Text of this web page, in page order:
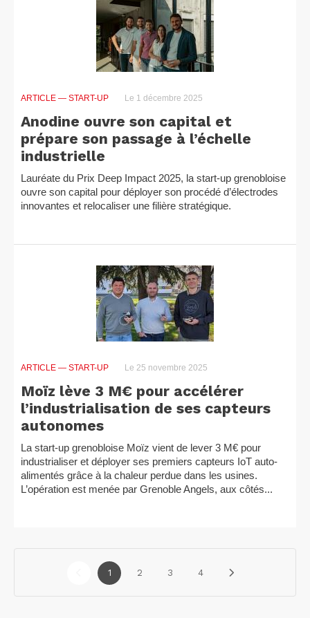
ARTICLE — START-UP Le 1 décembre 2025
Anodine ouvre son capital et
prépare son passage à l’échelle
industrielle
Lauréate du Prix Deep Impact 2025, la start-up grenobloise
ouvre son capital pour déployer son procédé d’électrodes
innovantes et relocaliser une filière stratégique.
ARTICLE — START-UP Le 25 novembre 2025
Moïz lève 3 M€ pour accélérer
l’industrialisation de ses capteurs
autonomes
La start-up grenobloise Moïz vient de lever 3 M€ pour
industrialiser et déployer ses premiers capteurs IoT auto-
alimentés grâce à la chaleur perdue dans les usines.
L’opération est menée par Grenoble Angels, aux côtés...
1 2 3 4